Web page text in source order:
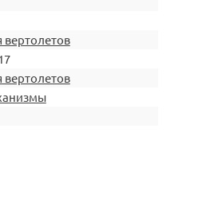
вертолетов
вертолетов